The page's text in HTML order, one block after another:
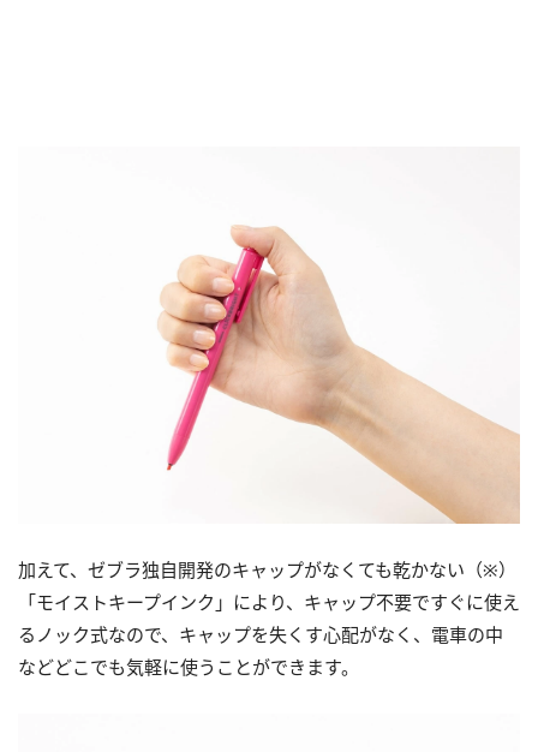
加えて、ゼブラ独自開発のキャップがなくても乾かない（※）
「モイストキープインク」により、キャップ不要ですぐに使え
るノック式なので、キャップを失くす心配がなく、電車の中
などどこでも気軽に使うことができます。